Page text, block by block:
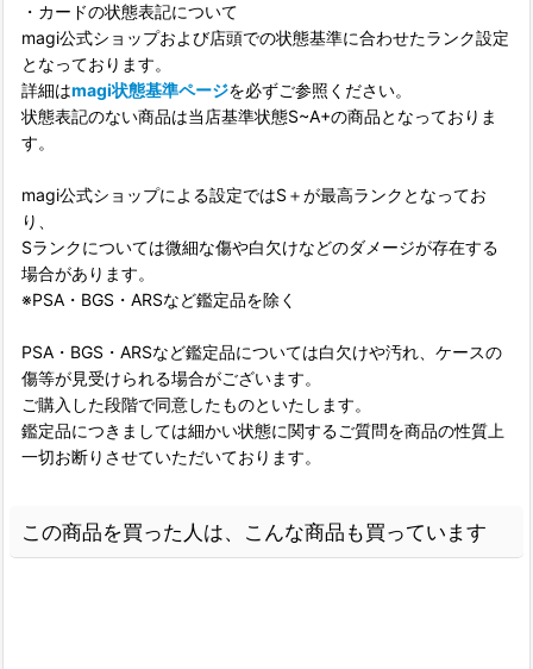
・カードの状態表記について
magi公式ショップおよび店頭での状態基準に合わせたランク設定
となっております。
詳細はmagi状態基準ページを必ずご参照ください。
状態表記のない商品は当店基準状態S~A+の商品となっておりま
す。
magi公式ショップによる設定ではS＋が最高ランクとなってお
り、
Sランクについては微細な傷や白欠けなどのダメージが存在する
場合があります。
※PSA・BGS・ARSなど鑑定品を除く
PSA・BGS・ARSなど鑑定品については白欠けや汚れ、ケースの
傷等が見受けられる場合がございます。
ご購入した段階で同意したものといたします。
鑑定品につきましては細かい状態に関するご質問を商品の性質上
一切お断りさせていただいております。
この商品を買った人は、こんな商品も買っています